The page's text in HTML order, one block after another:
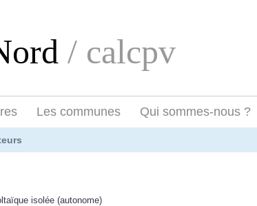
/ calcpv
Les communes Qui sommes-nous ?
isolée (autonome)